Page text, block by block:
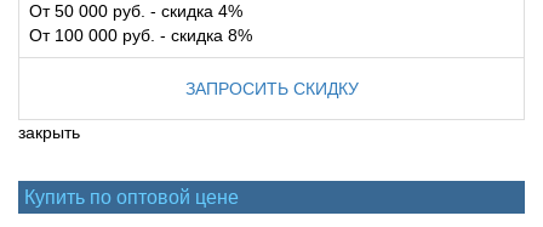
От 50 000 руб. - скидка 4%
От 100 000 руб. - скидка 8%
ЗАПРОСИТЬ СКИДКУ
закрыть
Купить по оптовой цене